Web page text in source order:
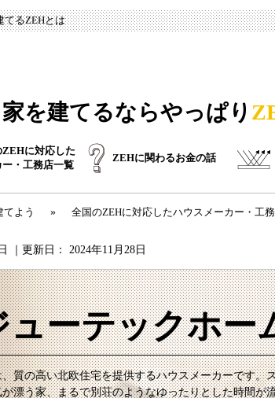
てるZEHとは
家を建てるならやっぱり
に対応した
・工務店一覧
ZEHに関わるお金の話
よう » 全国のZEHに対応したハウスメーカー・工
｜更新日： 2024年11月28日
ューテックホー
質の高い北欧住宅を提供するハウスメーカーです。
漂う家、まるで別荘のようなゆったりとした時間が